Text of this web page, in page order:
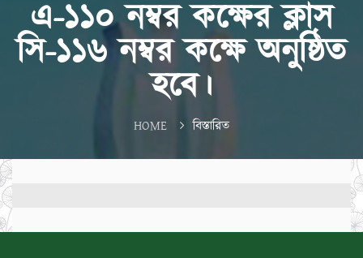
এ-১১০ নম্বর কক্ষের ক্লাস
সি-১১৬ নম্বর কক্ষে অনুষ্ঠিত
হবে।
HOME বিস্তারিত